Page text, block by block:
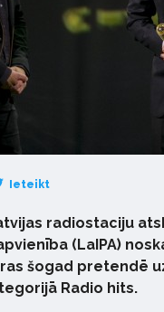
Ieteikt
radiostaciju
(LaIPA)
šogad pretendē
Radio hits.